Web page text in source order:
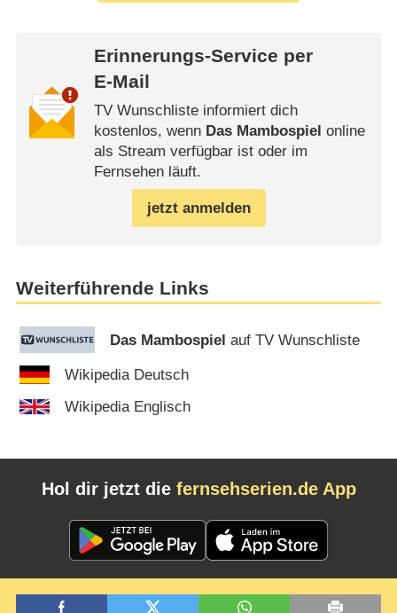
Erinnerungs-Service per
E-Mail
TV Wunschliste informiert dich
kostenlos, wenn Das Mambospiel online
als Stream verfügbar ist oder im
Fernsehen läuft.
jetzt anmelden
Weiterführende Links
Das Mambospiel auf TV Wunschliste
Wikipedia Deutsch
Wikipedia Englisch
Hol dir jetzt die fernsehserien.de App